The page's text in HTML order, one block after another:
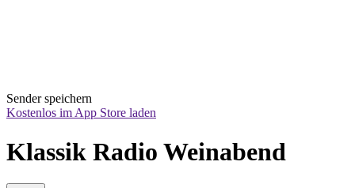
Sender speichern
Kostenlos im App Store laden
Klassik Radio Weinabend